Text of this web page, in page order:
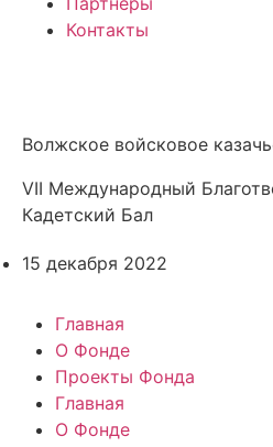
Контакты
Волжское войсковое
VII Международный
Кадетский Бал
15 декабря 2022
Главная
О Фонде
Проекты Фонда
Главная
О Фонде